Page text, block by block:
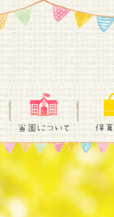
当園について 保